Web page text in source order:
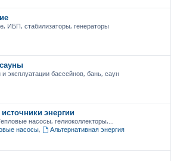
ИБП, стабилизаторы, генераторы
эксплуатации бассейнов, бань, саун
энергии
насосы, гелиоколлекторы,...
насосы,
Альтернативная энергия